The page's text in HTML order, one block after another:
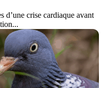
d’une crise cardiaque avant